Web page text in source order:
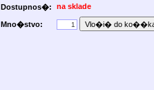
Dostupnos�:
na sklade
Mno�stvo: